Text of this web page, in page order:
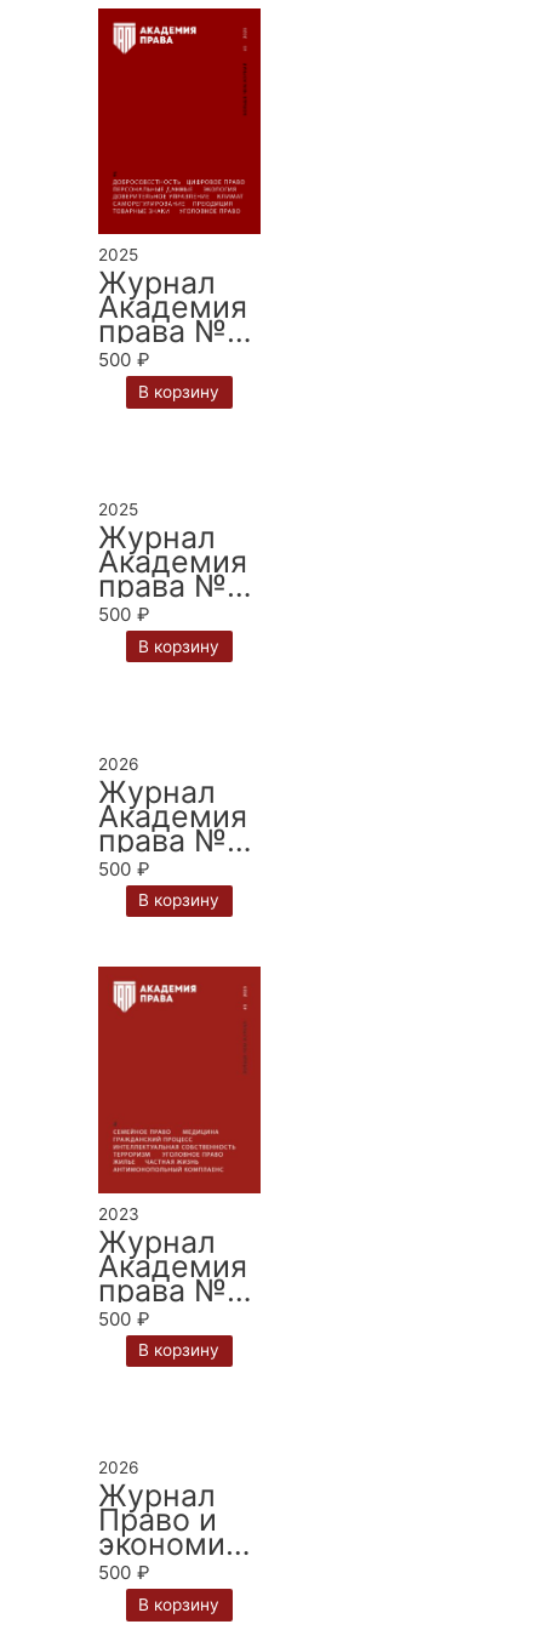
2025
Журнал
Академия
права № 3
за 2025 г.
500 ₽
В корзину
2025
Журнал
Академия
права № 2
за 2025 г.
500 ₽
В корзину
2026
Журнал
Академия
права № 1
за 2026 г.
500 ₽
В корзину
2023
Журнал
Академия
права № 3
за 2023 г.
500 ₽
В корзину
2026
Журнал
Право и
экономика
№ 6 за
2026 г.
500 ₽
В корзину